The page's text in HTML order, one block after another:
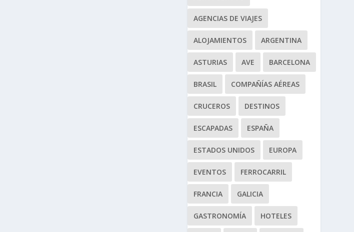
AGENCIAS DE VIAJES
ALOJAMIENTOS ARGENTINA
ASTURIAS AVE BARCELONA
BRASIL COMPAÑÍAS AÉREAS
CRUCEROS DESTINOS
ESCAPADAS ESPAÑA
ESTADOS UNIDOS EUROPA
EVENTOS FERROCARRIL
FRANCIA GALICIA
GASTRONOMÍA HOTELES